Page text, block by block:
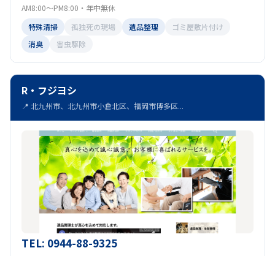
AM8:00～PM8:00・年中無休
特殊清掃
孤独死の現場 遺品整理
ゴミ屋敷片付け
消臭
害虫駆除
R・フジヨシ
📍 北九州市、北九州市小倉北区、福岡市博多区...
TEL: 0944-88-9325